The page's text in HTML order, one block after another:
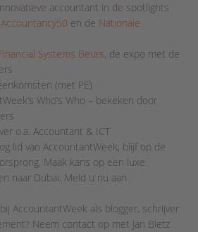
accountant in de spotlights
Accountancy50 en de Nationale
Systems Beurs, de expo met de
(met PE)
Who’s Who – bekeken door
o.a. Accountant & ICT
lid van AccountantWeek, blijf op de
Maak kans op een luxe
naar Dubai. Meld u nu aan
AccountantWeek als blogger, schrijver
Neem contact op met Jan Bletz